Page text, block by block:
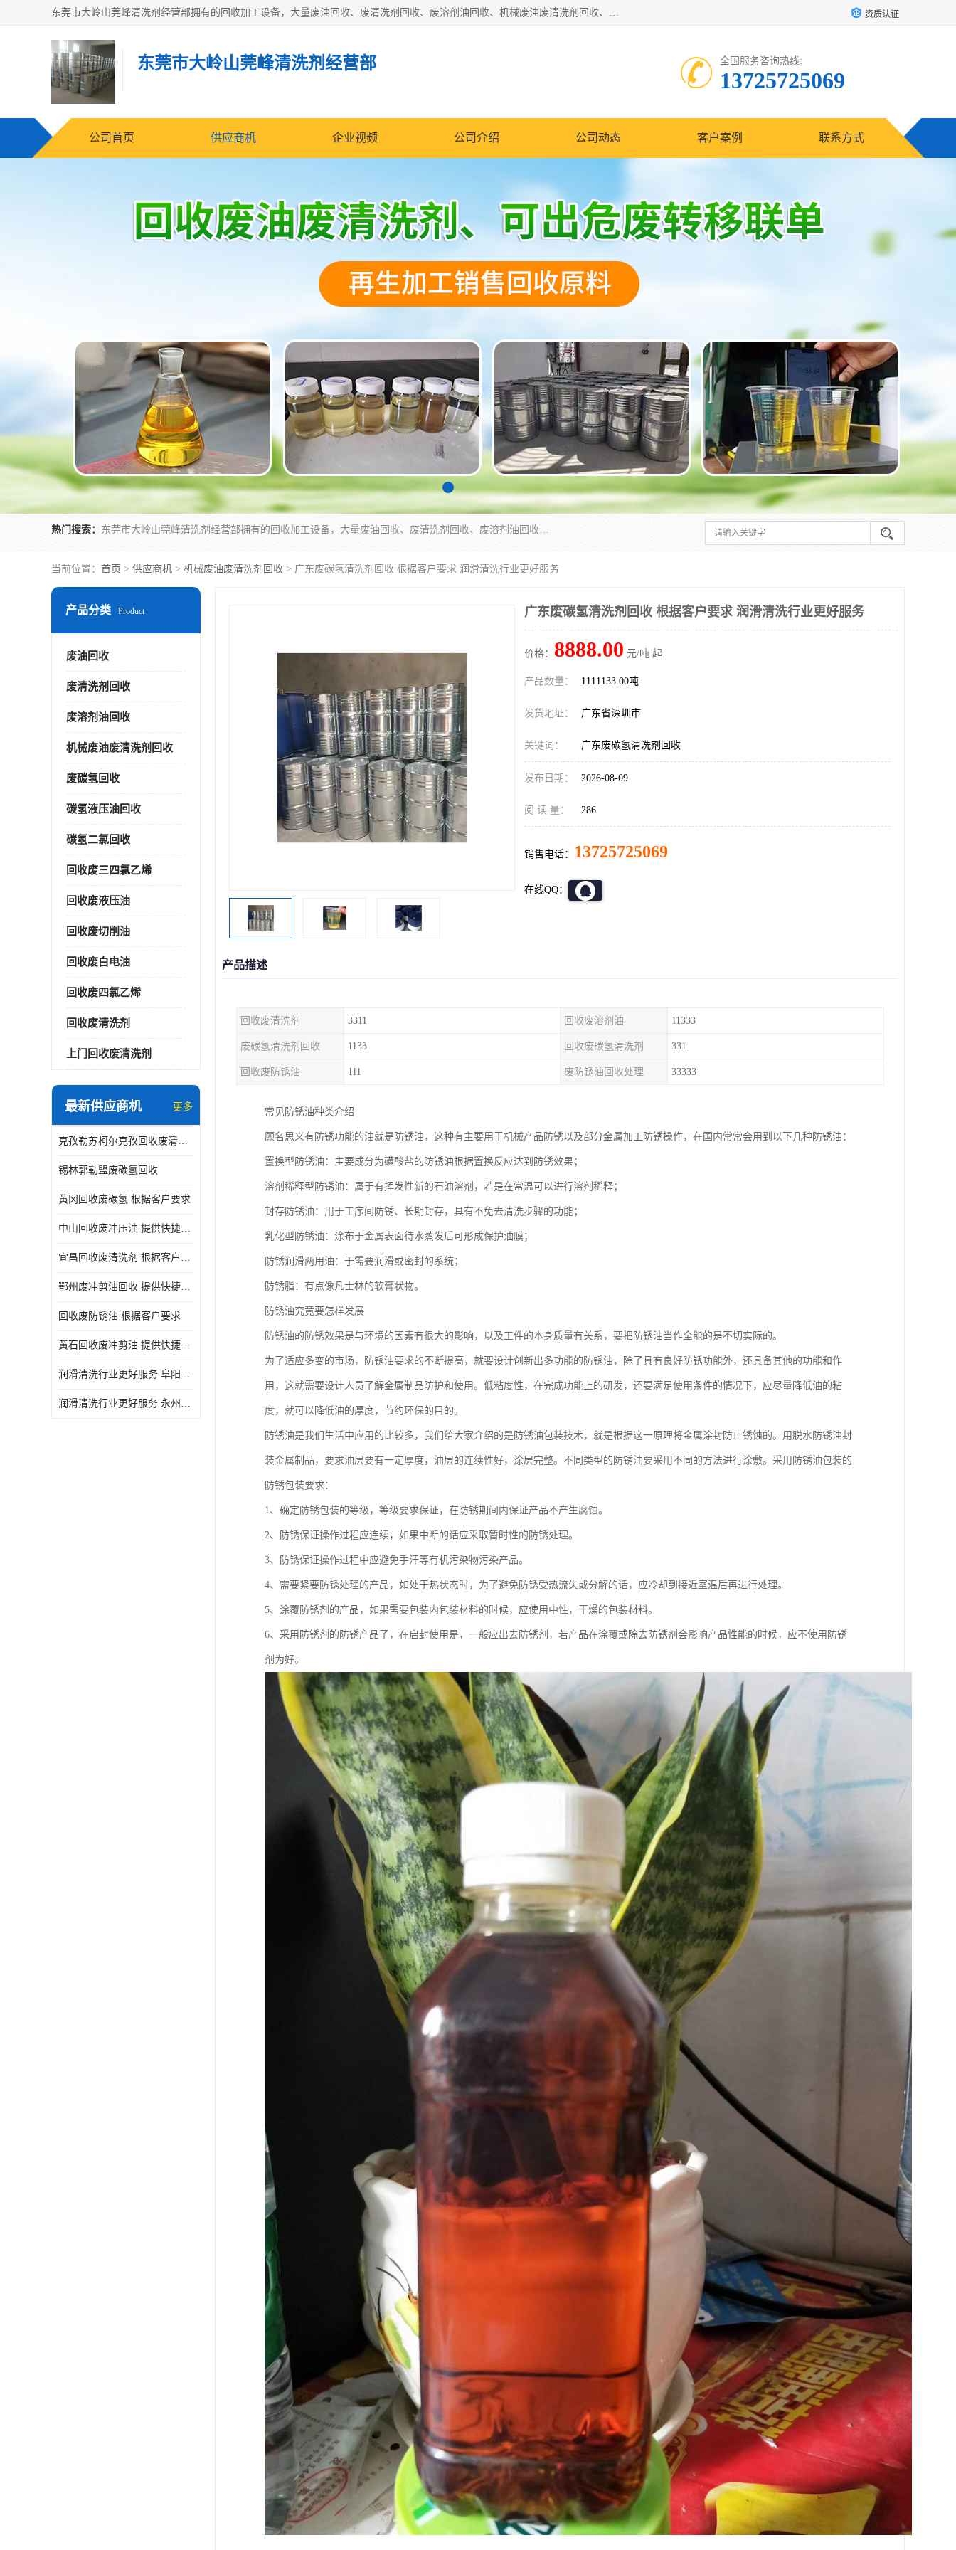
东莞市大岭山莞峰清洗剂经营部拥有的回收加工设备，大量废油回收、废清洗剂回收、废溶剂油回收、机械废油废清洗剂回收、废碳氢回收、碳氢液压油回收、碳氢二氯回收等废清洗剂处理；我们只是提供废旧化工原料的循环使用存放点，执行正规的存放，有正规的回收资质处理。同时我们公司批发零售回收级清洗剂，脱模油再生基础油，质量保证。 资质认证
东莞市大岭山莞峰清洗剂经营部 全国服务咨询热线:
13725725069
公司首页 供应商机 企业视频 公司介绍 公司动态 客户案例 联系方式
热门搜索： 东莞市大岭山莞峰清洗剂经营部拥有的回收加工设备，大量废油回收、废清洗剂回收、废溶剂油回收、机械废油废清洗剂回收、废碳氢回收、碳氢液压油回收、碳氢二氯回收等废清洗剂处理；我们只是提供废旧化工原料的循环使用存放点，执行正规的存放，有正规的回收资质处理。同时我们公司批发零售回收级清洗剂，脱模油再生基础油，质量保证。
当前位置： 首页 > 供应商机 > 机械废油废清洗剂回收 > 广东废碳氢清洗剂回收 根据客户要求 润滑清洗行业更好服务
产品分类 Product
废油回收
废清洗剂回收
废溶剂油回收
机械废油废清洗剂回收
废碳氢回收
碳氢液压油回收
碳氢二氯回收
回收废三四氯乙烯
回收废液压油
回收废切削油
回收废白电油
回收废四氯乙烯
回收废清洗剂
上门回收废清洗剂
最新供应商机 更多
克孜勒苏柯尔克孜回收废清洗剂
锡林郭勒盟废碳氢回收
黄冈回收废碳氢 根据客户要求
中山回收废冲压油 提供快捷上门处理
宜昌回收废清洗剂 根据客户要求
鄂州废冲剪油回收 提供快捷上门处理
回收废防锈油 根据客户要求
黄石回收废冲剪油 提供快捷上门处理
润滑清洗行业更好服务 阜阳回收废防锈油
润滑清洗行业更好服务 永州废冲剪油回收
广东废碳氢清洗剂回收 根据客户要求 润滑清洗行业更好服务
价格： 8888.00 元/吨 起
产品数量： 1111133.00吨
发货地址： 广东省深圳市
关键词： 广东废碳氢清洗剂回收
发布日期： 2026-08-09
阅 读 量： 286
销售电话： 13725725069
在线QQ：
产品描述
回收废清洗剂 3311 回收废溶剂油 11333
废碳氢清洗剂回收 1133 回收废碳氢清洗剂 331
回收废防锈油 111 废防锈油回收处理 33333
常见防锈油种类介绍
顾名思义有防锈功能的油就是防锈油，这种有主要用于机械产品防锈以及部分金属加工防锈操作，在国内常常会用到以下几种防锈油：
置换型防锈油：主要成分为磺酸盐的防锈油根据置换反应达到防锈效果；
溶剂稀释型防锈油：属于有挥发性新的石油溶剂，若是在常温可以进行溶剂稀释；
封存防锈油：用于工序间防锈、长期封存，具有不免去清洗步骤的功能；
乳化型防锈油：涂布于金属表面待水蒸发后可形成保护油膜；
防锈润滑两用油：于需要润滑或密封的系统；
防锈脂：有点像凡士林的软膏状物。
防锈油究竟要怎样发展
防锈油的防锈效果是与环境的因素有很大的影响，以及工件的本身质量有关系，要把防锈油当作全能的是不切实际的。
为了适应多变的市场，防锈油要求的不断提高，就要设计创新出多功能的防锈油，除了具有良好防锈功能外，还具备其他的功能和作
用，这就需要设计人员了解金属制品防护和使用。低粘度性，在完成功能上的研发，还要满足使用条件的情况下，应尽量降低油的粘
度，就可以降低油的厚度，节约环保的目的。
防锈油是我们生活中应用的比较多，我们给大家介绍的是防锈油包装技术，就是根据这一原理将金属涂封防止锈蚀的。用脱水防锈油封
装金属制品，要求油层要有一定厚度，油层的连续性好，涂层完整。不同类型的防锈油要采用不同的方法进行涂敷。采用防锈油包装的
防锈包装要求：
1、确定防锈包装的等级，等级要求保证，在防锈期间内保证产品不产生腐蚀。
2、防锈保证操作过程应连续，如果中断的话应采取暂时性的防锈处理。
3、防锈保证操作过程中应避免手汗等有机污染物污染产品。
4、需要紧要防锈处理的产品，如处于热状态时，为了避免防锈受热流失或分解的话，应冷却到接近室温后再进行处理。
5、涂覆防锈剂的产品，如果需要包装内包装材料的时候，应使用中性，干燥的包装材料。
6、采用防锈剂的防锈产品了，在启封使用是，一般应出去防锈剂，若产品在涂覆或除去防锈剂会影响产品性能的时候，应不使用防锈
剂为好。